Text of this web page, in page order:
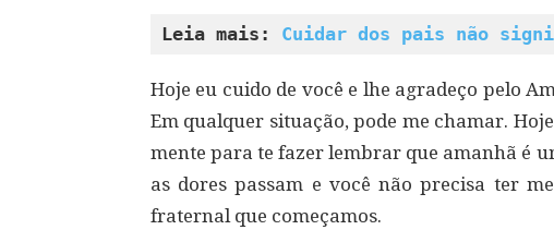
Leia mais: Cuidar dos pais não
Hoje eu cuido de você e lhe agradeço pelo
Em qualquer situação, pode me chamar.
mente para te fazer lembrar que amanhã é
as dores passam e você não precisa ter
fraternal que começamos.